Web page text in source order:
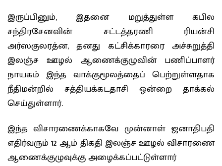
இருப்பினும், இதனை மறுத்துள்ள கபில
சந்திரசேனவின் சட்டத்தரணி ரியன்சி
அர்ஸகுலரத்ன, தனது கட்சிக்காரரை அச்சுறுத்தி
இலஞ்ச ஊழல் ஆணைக்குழுவின் பணிப்பாளர்
நாயகம் இந்த வாக்குமூலத்தைப் பெற்றுள்ளதாக
நீதிமன்றில் சத்தியக்கடதாசி ஒன்றை தாக்கல்
செய்துள்ளார்.
இந்த விசாரணைக்காகவே முன்னாள் ஜனாதிபதி
எதிர்வரும் 12 ஆம் திகதி இலஞ்ச ஊழல் விசாரணை
ஆணைக்குழுவுக்கு அழைக்கப்பட்டுள்ளார்